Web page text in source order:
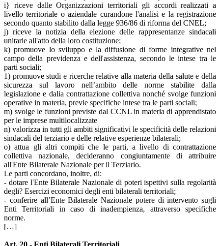
i} riceve dalle Organizzazioni territoriali gli accordi realizzati a
livello territoriale o aziendale curandone l'analisi e la registrazione
secondo quanto stabilito dalla legge 936/86 di riforma del CNEL;
j) riceve la notizia della elezione delle rappresentanze sindacali
unitarie all'atto della loro costituzione;
k) promuove lo sviluppo e la diffusione di forme integrative nel
campo della previdenza e dell'assistenza, secondo le intese tra le
parti sociali;
1) promuove studi e ricerche relative alla materia della salute e della
sicurezza sul lavoro nell’ambito delle norme stabilite dalla
legislazione e dalia contrattazione collettiva nonché svolge funzioni
operative in materia, previe specifiche intese tra le parti sociali;
m) svolge le funzioni previste dal CCNL in materia di apprendistato
per le imprese multilocalizzate
n) valorizza in tutti gli ambiti significativi le specificità delle relazioni
sindacali del terziario e delle relative esperienze bilaterali;
o) attua gli altri compiti che le parti, a livello di contrattazione
collettiva nazionale, decideranno congiuntamente di attribuire
all'Ente Bilaterale Nazionale per il Terziario.
Le parti concordano, inoltre, di:
- dotare l'Ente Bilaterale Nazionale di poteri ispettivi sulla regolarità
degli? Esercizi economici degli enti bilaterali territoriali;
- conferire all’Ente Bilaterale Nazionale potere di intervento sugli
Enti Territoriali in caso di inadempienza, attraverso specifiche
norme.
[…]
Art. 20 - Enti Bilaterali Territoriali